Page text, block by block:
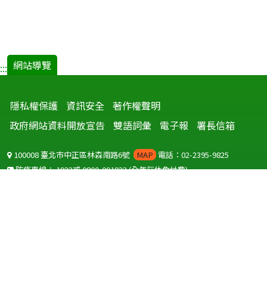
::: 網站導覽
隱私權保護 資訊安全 著作權聲明
政府網站資料開放宣告
雙語詞彙 電子報 署長信箱
100008 臺北市中正區林森南路6號 MAP 電話：02-2395-9825
防疫專線：1922或0800-001922(全年無休免付費)